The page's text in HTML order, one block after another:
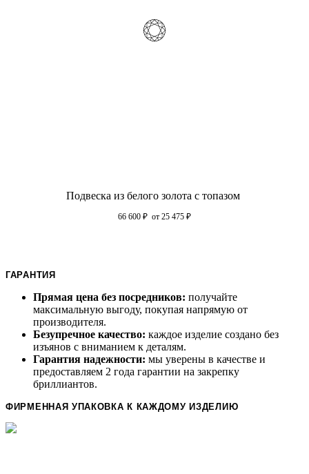
Подвеска из белого золота с топазом
66 600 ₽ от 25 475 ₽
ГАРАНТИЯ
Прямая цена без посредников: получайте
максимальную выгоду, покупая напрямую от
производителя.
Безупречное качество: каждое изделие создано без
изъянов с вниманием к деталям.
Гарантия надежности: мы уверены в качестве и
предоставляем 2 года гарантии на закрепку
бриллиантов.
ФИРМЕННАЯ УПАКОВКА К КАЖДОМУ ИЗДЕЛИЮ